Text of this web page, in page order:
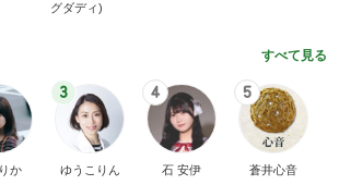
グダディ)
すべて見る
か
3
ゆうこりん
4
石 安伊
5
蒼井心音